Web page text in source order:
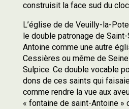
construisit la face sud du
L’église de de Veuilly-la-
le double patronage de
Antoine comme une autre
Cessières ou même de
Sulpice. Ce double vocable
dons de ces saints qui
comme rendre la vue aux
« fontaine de saint-Antoine »